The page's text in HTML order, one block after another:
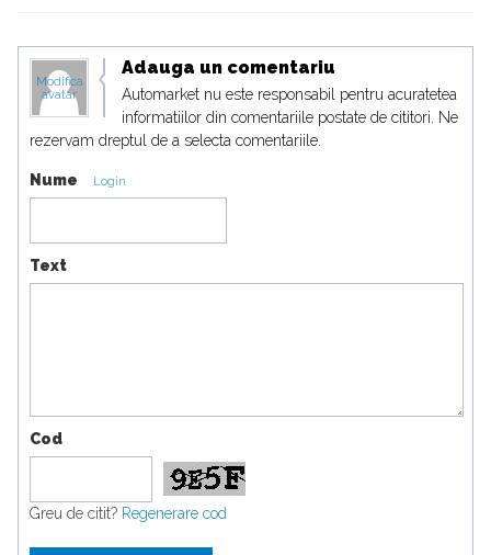
Modifica
avatar
Adauga un comentariu
Automarket nu este responsabil pentru acuratetea
informatiilor din comentariile postate de cititori. Ne
rezervam dreptul de a selecta comentariile.
Nume Login
Text
Cod
Greu de citit? Regenerare cod